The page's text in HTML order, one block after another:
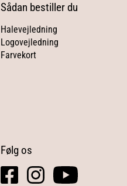
Sådan bestiller du
Halevejledning
Logovejledning
Farvekort
Følg os
facebookinstagramyoutube